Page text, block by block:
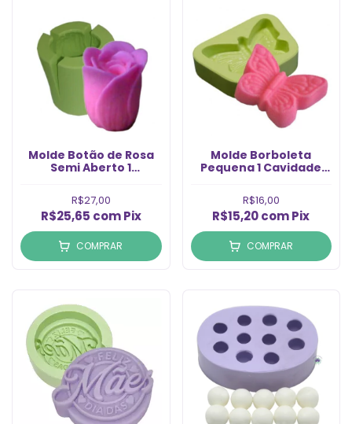
Molde Botão de Rosa
Semi Aberto 1
R$27,00
R$25,65 com Pix
COMPRAR
Molde Borboleta
Pequena 1 Cavidade
R$16,00
R$15,20comPix
COMPRAR